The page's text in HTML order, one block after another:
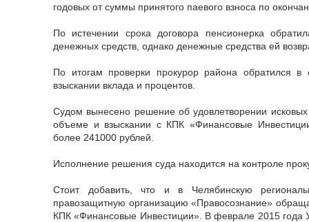
годовых от суммы принятого паевого взноса по
По истечении срока договора пенсионерка
денежных средств, однако денежные средства ей
По итогам проверки прокурор района обратился в
взыскании вклада и процентов.
Судом вынесено решение об удовлетворении
объеме и взыскании с КПК «Финансовые
более 241000 рублей.
Исполнение решения суда находится на контроле
Стоит добавить, что и в Челябинскую
правозащитную организацию «Правосознание»
КПК «Финансовые Инвестиции». В феврале 2015 года